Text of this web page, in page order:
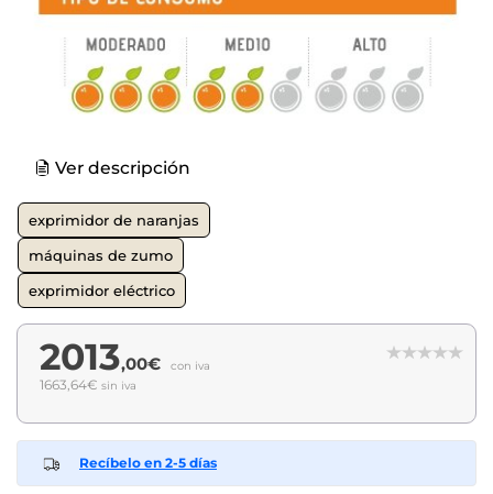
Ver descripción
exprimidor de naranjas
máquinas de zumo
exprimidor eléctrico
2013,00€ con iva
1663,64€ sin iva
Recíbelo en 2-5 días